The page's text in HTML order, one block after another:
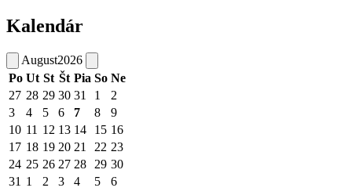
Kalendár
August2026
Po Ut St Št Pia So Ne
27 28 29 30 31 1
2
3
4 5 6 7 8
9
10 11 12 13 14 15 16
17 18 19 20 21 22 23
24 25 26 27 28 29 30
31 1 2 3 4 5 6